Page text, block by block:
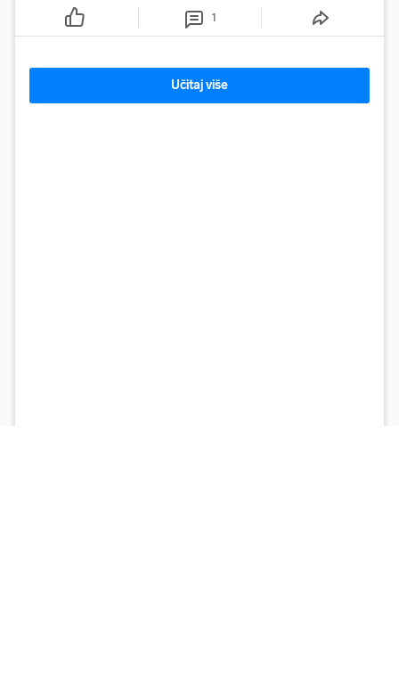
1
Učitaj više